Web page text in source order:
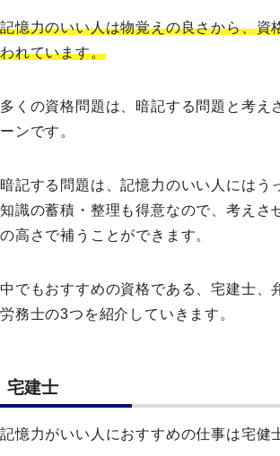
記憶力のいい人は物覚えの良さから、資
われています。
多くの資格問題は、暗記する問題と考え
ーンです。
暗記する問題は、記憶力のいい人にはう
知識の蓄積・整理も得意なので、考えさ
の高さで補うことができます。
中でもおすすめの資格である、宅建士、
労務士の3つを紹介していきます。
宅建士
記憶力がいい人におすすめの仕事は宅健